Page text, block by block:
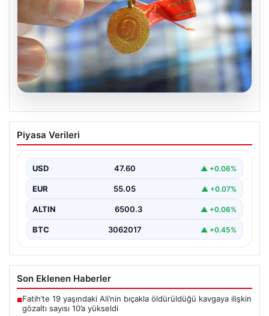
05.08.2026
Altın fiyatları canlı 8 Nisan 2026:
Güncel alış ve satış rakamlarıyla
Altın piyasası, son dönemlerde yaşanan jeopolitik
hareketli bir…
Piyasa Verileri
USD 47.60 ▲ +0.06%
EUR 55.05 ▲ +0.07%
ALTIN 6500.3 ▲ +0.06%
BTC 3062017 ▲ +0.45%
Son Eklenen Haberler
■Fatih’te 19 yaşındaki Ali’nin bıçakla öldürüldüğü kavgaya ilişkin
gözaltı sayısı 10’a yükseldi